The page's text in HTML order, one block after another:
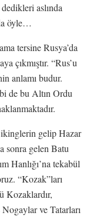
aslında
öyle…
tersine Rusya’da
çıkmıştır. “Rus’u
anlamı budur.
de bu Altın Ordu
gelip Hazar
sonra gelen Batu
Hanlığı’na tekabül
“Kozak”ları
Kozaklardır,
ve Tatarları